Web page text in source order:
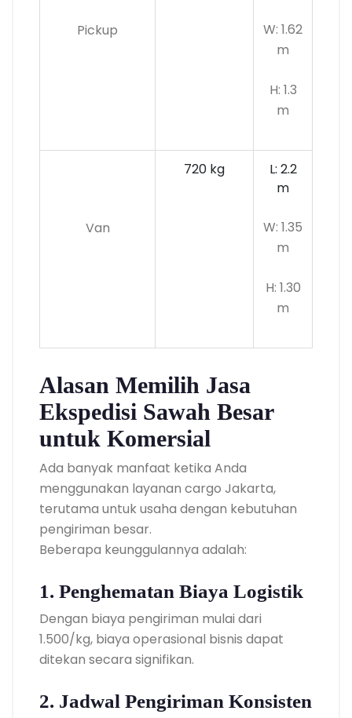
Pickup
W: 1.62
m
H: 1.3
m
Van
720 kg
L: 2.2
m
W: 1.35
m
H: 1.30
m
Alasan Memilih Jasa
Ekspedisi Sawah Besar
untuk Komersial
Ada banyak manfaat ketika Anda
menggunakan layanan cargo Jakarta,
terutama untuk usaha dengan kebutuhan
pengiriman besar.
Beberapa keunggulannya adalah:
1. Penghematan Biaya Logistik
Dengan biaya pengiriman mulai dari
1.500/kg, biaya operasional bisnis dapat
ditekan secara signifikan.
2. Jadwal Pengiriman Konsisten